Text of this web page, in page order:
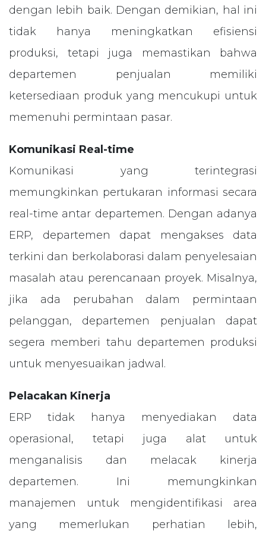
dengan lebih baik. Dengan demikian, hal ini
tidak hanya meningkatkan efisiensi
produksi, tetapi juga memastikan bahwa
departemen penjualan memiliki
ketersediaan produk yang mencukupi untuk
memenuhi permintaan pasar.
Komunikasi Real-time
Komunikasi yang terintegrasi
memungkinkan pertukaran informasi secara
real-time antar departemen. Dengan adanya
ERP, departemen dapat mengakses data
terkini dan berkolaborasi dalam penyelesaian
masalah atau perencanaan proyek. Misalnya,
jika ada perubahan dalam permintaan
pelanggan, departemen penjualan dapat
segera memberi tahu departemen produksi
untuk menyesuaikan jadwal.
Pelacakan Kinerja
ERP tidak hanya menyediakan data
operasional, tetapi juga alat untuk
menganalisis dan melacak kinerja
departemen. Ini memungkinkan
manajemen untuk mengidentifikasi area
yang memerlukan perhatian lebih,